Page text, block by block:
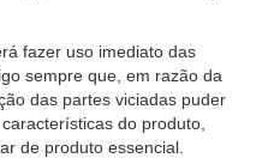
fazer uso imediato das
sempre que, em razão da
das partes viciadas puder
do produto,
de produto essencial.